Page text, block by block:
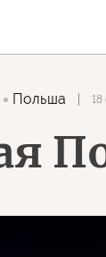
Польша 18